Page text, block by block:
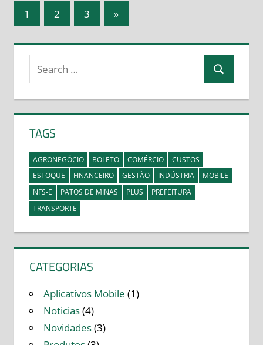
Navegação
posts
1 2 3
Next
Posts
»
Search
for:
Search
TAGS
AGRONEGÓCIO BOLETO COMÉRCIO
CUSTOS
ESTOQUE
FINANCEIRO GESTÃO INDÚSTRIA
MOBILE
NFS-E
PATOS DE MINAS PLUS
PREFEITURA
TRANSPORTE
CATEGORIAS
Aplicativos Mobile (1)
Noticias(4)
Novidades(3)